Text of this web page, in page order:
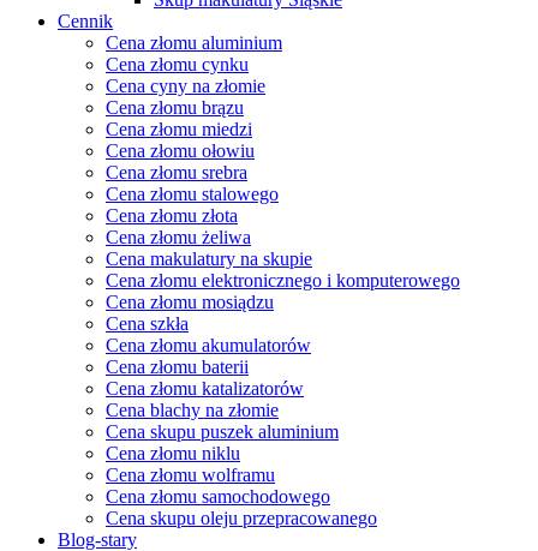
Cennik
Cena złomu aluminium
Cena złomu cynku
Cena cyny na złomie
Cena złomu brązu
Cena złomu miedzi
Cena złomu ołowiu
Cena złomu srebra
Cena złomu stalowego
Cena złomu złota
Cena złomu żeliwa
Cena makulatury na skupie
Cena złomu elektronicznego i komputerowego
Cena złomu mosiądzu
Cena szkła
Cena złomu akumulatorów
Cena złomu baterii
Cena złomu katalizatorów
Cena blachy na złomie
Cena skupu puszek aluminium
Cena złomu niklu
Cena złomu wolframu
Cena złomu samochodowego
Cena skupu oleju przepracowanego
Blog-stary